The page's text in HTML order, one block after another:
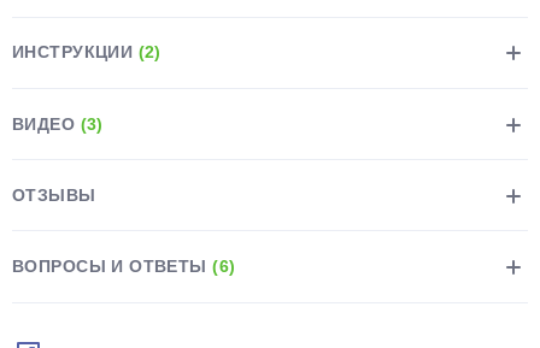
ИНСТРУКЦИИ (2)
ВИДЕО (3)
ОТЗЫВЫ
ВОПРОСЫ И ОТВЕТЫ(6)